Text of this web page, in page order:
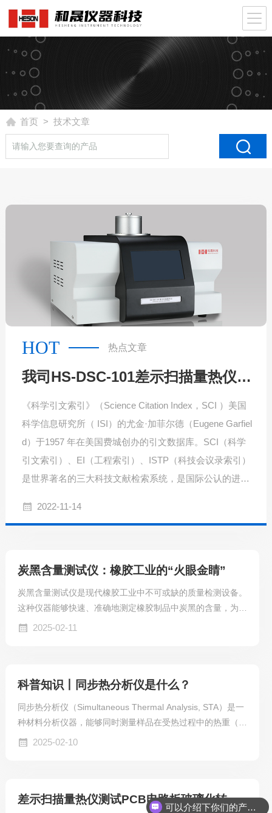
首页 > 技术文章
HOT 热点文章
我司HS-DSC-101差示扫描量热仪两次出现在SCI论文
《科学引文索引》（Science Citation Index，SCI ）美国
科学信息研究所（ ISI）的尤金·加菲尔德（Eugene Garfiel
d）于1957 年在美国费城创办的引文数据库。SCI（科学
引文索引）、EI（工程索引）、ISTP（科技会议录索引）
是世界著名的三大科技文献检索系统，是国际公认的进行
2022-11-14
炭黑含量测试仪：橡胶工业的“火眼金睛”
炭黑含量测试仪是现代橡胶工业中不可或缺的质量检测设备。
这种仪器能够快速、准确地测定橡胶制品中炭黑的含量，为产
品质量控制提供可靠的数据支持。
2025-02-11
科普知识丨同步热分析仪是什么？
同步热分析仪（Simultaneous Thermal Analysis, STA）是一
种材料分析仪器，能够同时测量样品在受热过程中的热重（T
hermogravimetry, TG）和差示扫描量热（Differential Scanni
2025-02-10
差示扫描量热仪测试PCB电路板玻璃化转变温度Tg和固化因子
可以介绍下你们的产品么？